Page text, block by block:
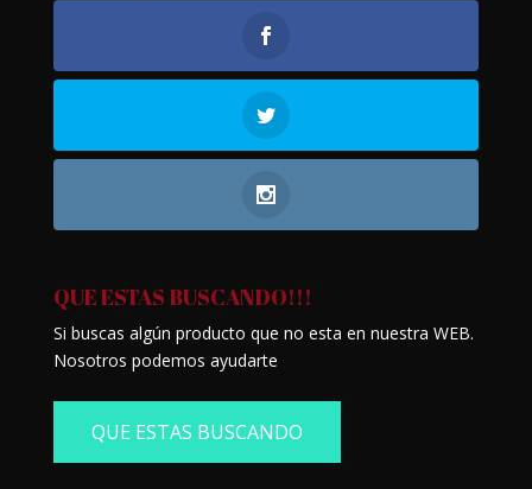
QUE ESTAS BUSCANDO!!!
Si buscas algún producto que no esta en nuestra WEB.
Nosotros podemos ayudarte
QUE ESTAS BUSCANDO